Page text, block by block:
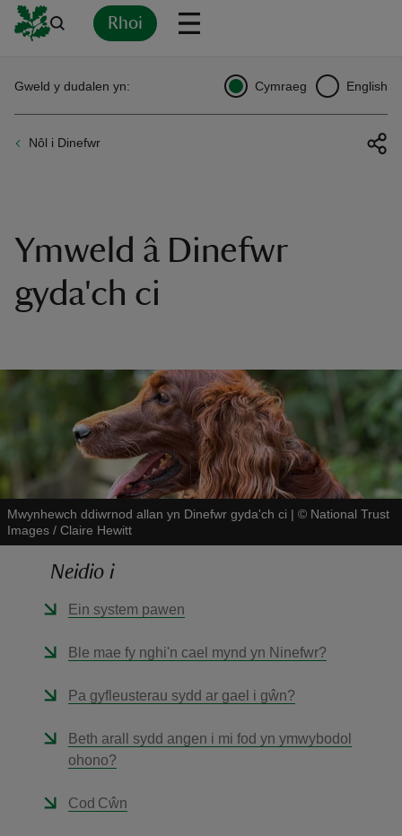
Rhoi
Nôl i Dinefwr
Gweld y dudalen yn: Cymraeg English
Ymweld â Dinefwr
gyda'ch ci
Mwynhewch ddiwrnod allan yn Dinefwr gyda'ch ci | © National Trust
Images / Claire Hewitt
Neidio i
Ein system pawen
Ble mae fy nghi'n cael mynd yn Ninefwr?
Pa gyfleusterau sydd ar gael i gŵn?
Beth arall sydd angen i mi fod yn ymwybodol
ohono?
Cod Cŵn